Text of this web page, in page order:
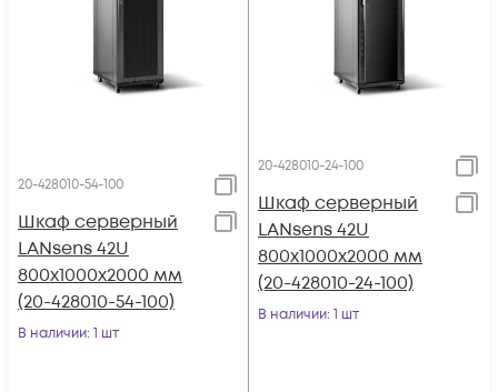
20-428010-54-100
Шкаф серверный
LANsens 42U
800x1000x2000 мм
(20-428010-54-100)
В наличии: 1 шт
20-428010-24-100
Шкаф серверный
LANsens 42U
800x1000x2000 мм
(20-428010-24-100)
В наличии: 1 шт